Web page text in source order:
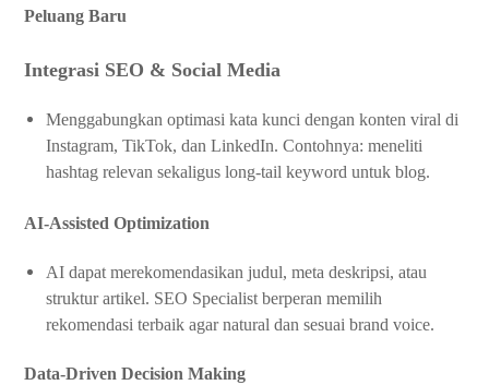
Peluang Baru
Integrasi SEO & Social Media
Menggabungkan optimasi kata kunci dengan konten viral di
Instagram, TikTok, dan LinkedIn. Contohnya: meneliti
hashtag relevan sekaligus long-tail keyword untuk blog.
AI-Assisted Optimization
AI dapat merekomendasikan judul, meta deskripsi, atau
struktur artikel. SEO Specialist berperan memilih
rekomendasi terbaik agar natural dan sesuai brand voice.
Data-Driven Decision Making